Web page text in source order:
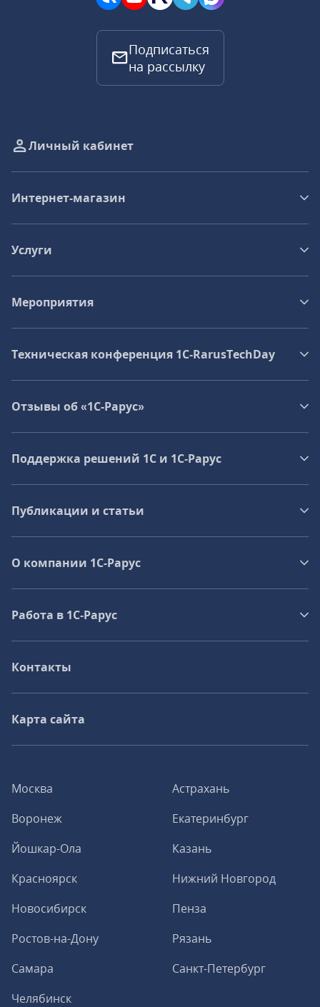
Подписаться
на рассылку
Москва
Астрахань
Воронеж
Екатеринбург
Йошкар-Ола
Казань
Красноярск
Нижний Новгород
Новосибирск
Пенза
Ростов-на-Дону
Рязань
Самара
Санкт-Петербург
Челябинск
Личный кабинет
Интернет-магазин
Услуги
Мероприятия
Техническая конференция 1C‑RarusTechDay
Отзывы об «1С-Рарус»
Поддержка решений 1С и 1С‑Рарус
Публикации и статьи
О компании 1C-Рарус
Работа в 1С‑Рарус
Контакты
Карта сайта